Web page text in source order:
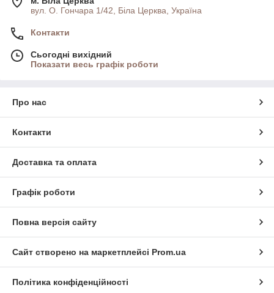
вул. О. Гончара 1/42, Біла Церква, Україна
Контакти
Сьогодні вихідний
Показати весь графік роботи
Про нас
Контакти
Доставка та оплата
Графік роботи
Повна версія сайту
Сайт створено на маркетплейсі Prom.ua
Політика конфіденційності